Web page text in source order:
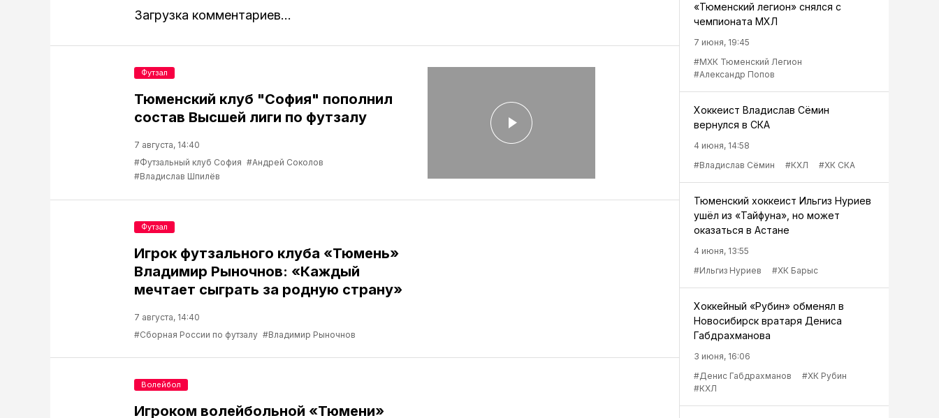
Загрузка комментариев...
Тюменский клуб "София" пополнил
состав Высшей лиги по футзалу
7 августа, 14:40
#Футзальный клуб София #Андрей Соколов
#Владислав Шпилёв
Футзал
Игрок футзального клуба «Тюмень»
Владимир Рыночнов: «Каждый
мечтает сыграть за родную страну»
7 августа, 14:40
#Сборная России по футзалу #Владимир Рыночнов
Футзал
Игроком волейбольной «Тюмени»
Волейбол
«Тюменский легион» снялся с
чемпионата МХЛ
7 июня, 19:45
#МХК Тюменский Легион
#Александр Попов
Хоккеист Владислав Сёмин
вернулся в СКА
4 июня, 14:58
#Владислав Сёмин
#КХЛ #ХК СКА
Тюменский хоккеист Ильгиз Нуриев
ушёл из «Тайфуна», но может
оказаться в Астане
4 июня, 13:55
#Ильгиз Нуриев
#ХК Барыс
Хоккейный «Рубин» обменял в
Новосибирск вратаря Дениса
Габдрахманова
3 июня, 16:06
#Денис Габдрахманов
#ХК Рубин
#КХЛ